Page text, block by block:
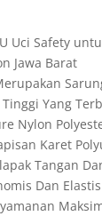
Uci Safety
Jawa Barat
Yang
Nylon
Karet
Tangan
Dan Elastis